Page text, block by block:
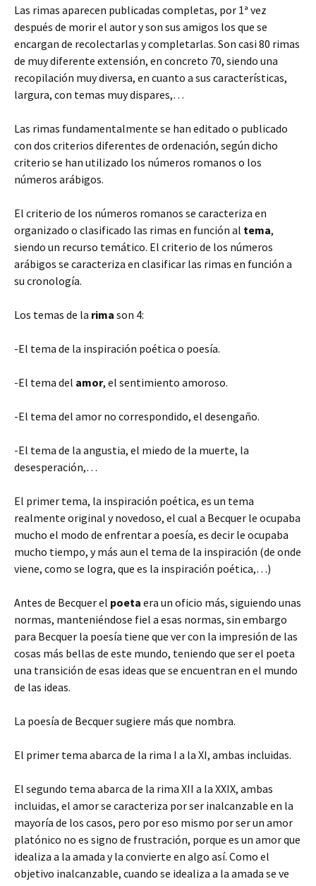
Las rimas aparecen publicadas completas, por 1ª vez
después de morir el autor y son sus amigos los que se
encargan de recolectarlas y completarlas. Son casi 80 rimas
de muy diferente extensión, en concreto 70, siendo una
recopilación muy diversa, en cuanto a sus características,
largura, con temas muy dispares,…
Las rimas fundamentalmente se han editado o publicado
con dos criterios diferentes de ordenación, según dicho
criterio se han utilizado los números romanos o los
números arábigos.
El criterio de los números romanos se caracteriza en
organizado o clasificado las rimas en función al tema,
siendo un recurso temático. El criterio de los números
arábigos se caracteriza en clasificar las rimas en función a
su cronología.
Los temas de la rima son 4:
-El tema de la inspiración poética o poesía.
-El tema del amor, el sentimiento amoroso.
-El tema del amor no correspondido, el desengaño.
-El tema de la angustia, el miedo de la muerte, la
desesperación,…
El primer tema, la inspiración poética, es un tema
realmente original y novedoso, el cual a Becquer le ocupaba
mucho el modo de enfrentar a poesía, es decir le ocupaba
mucho tiempo, y más aun el tema de la inspiración (de onde
viene, como se logra, que es la inspiración poética,…)
Antes de Becquer el poeta era un oficio más, siguiendo unas
normas, manteniéndose fiel a esas normas, sin embargo
para Becquer la poesía tiene que ver con la impresión de las
cosas más bellas de este mundo, teniendo que ser el poeta
una transición de esas ideas que se encuentran en el mundo
de las ideas.
La poesía de Becquer sugiere más que nombra.
El primer tema abarca de la rima I a la XI, ambas incluidas.
El segundo tema abarca de la rima XII a la XXIX, ambas
incluidas, el amor se caracteriza por ser inalcanzable en la
mayoría de los casos, pero por eso mismo por ser un amor
platónico no es signo de frustración, porque es un amor que
idealiza a la amada y la convierte en algo así. Como el
objetivo inalcanzable, cuando se idealiza a la amada se ve